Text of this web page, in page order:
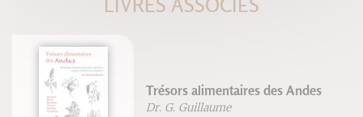
LIVRES ASSOCIÉS
Trésors alimentaires des Andes
Dr. G. Guillaume